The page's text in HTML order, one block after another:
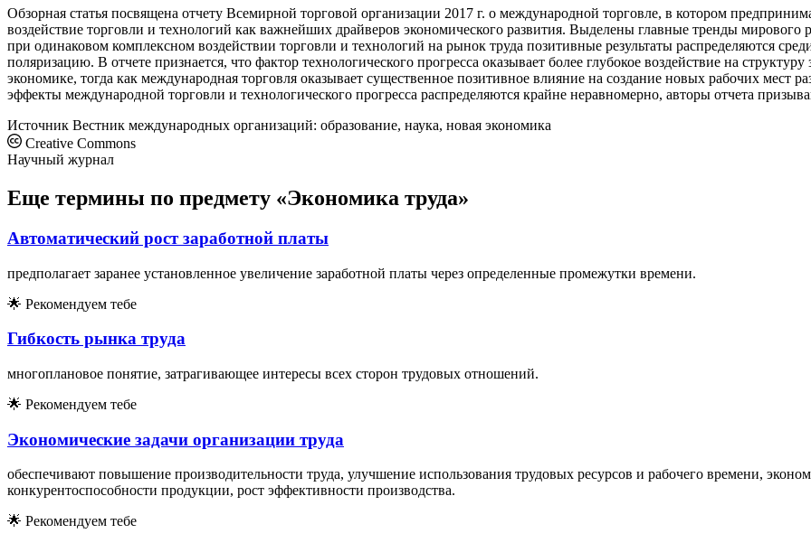
Обзорная статья посвящена отчету Всемирной торговой организации 2017 г. о международной торговле, в котором
воздействие торговли и технологий как важнейших драйверов экономического развития. Выделены главные тренды мирового
при одинаковом комплексном воздействии торговли и технологий на рынок труда позитивные результаты распределяются
поляризацию. В отчете признается, что фактор технологического прогресса оказывает более глубокое воздействие на
экономике, тогда как международная торговля оказывает существенное позитивное влияние на создание новых рабочих
эффекты международной торговли и технологического прогресса распределяются крайне неравномерно, авторы отчета
Источник Вестник международных организаций: образование, наука, новая экономика
Creative Commons
Научный журнал
Еще термины по предмету «Экономика труда»
Автоматический рост заработной платы
предполагает заранее установленное увеличение заработной платы через определенные промежутки времени.
🌟 Рекомендуем тебе
Гибкость рынка труда
многоплановое понятие, затрагивающее интересы всех сторон трудовых отношений.
🌟 Рекомендуем тебе
Экономические задачи организации труда
обеспечивают повышение производительности труда, улучшение использования трудовых ресурсов и рабочего времени,
конкурентоспособности продукции, рост эффективности производства.
🌟 Рекомендуем тебе